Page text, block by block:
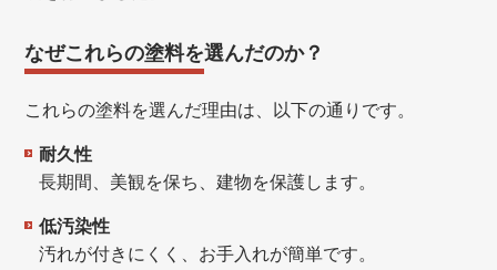
なぜこれらの塗料を選んだのか？
これらの塗料を選んだ理由は、以下の通りです。
耐久性
長期間、美観を保ち、建物を保護します。
低汚染性
汚れが付きにくく、お手入れが簡単です。